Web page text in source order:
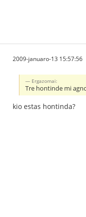
2009-januaro-13 15:57:56
Ergazomai:
Tre hontinde mi
kio estas hontinda?